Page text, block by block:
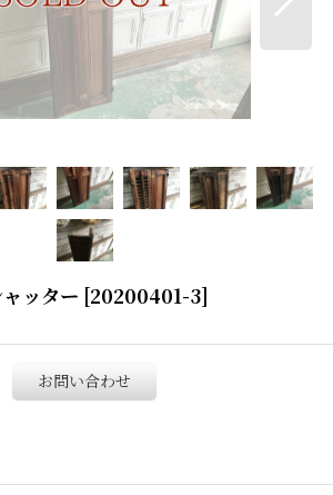
ッター [20200401-3]
お問い合わせ